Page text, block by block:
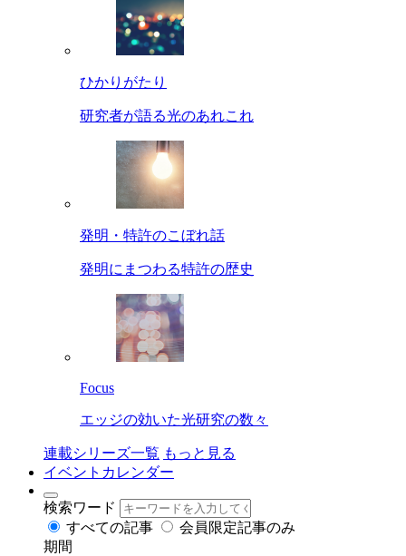
ひかりがたり
研究者が語る光のあれこれ
発明・特許のこぼれ話
発明にまつわる特許の歴史
Focus
エッジの効いた光研究の数々
連載シリーズ一覧 もっと見る
イベントカレンダー
検索ワード
すべての記事
会員限定記事のみ
期間